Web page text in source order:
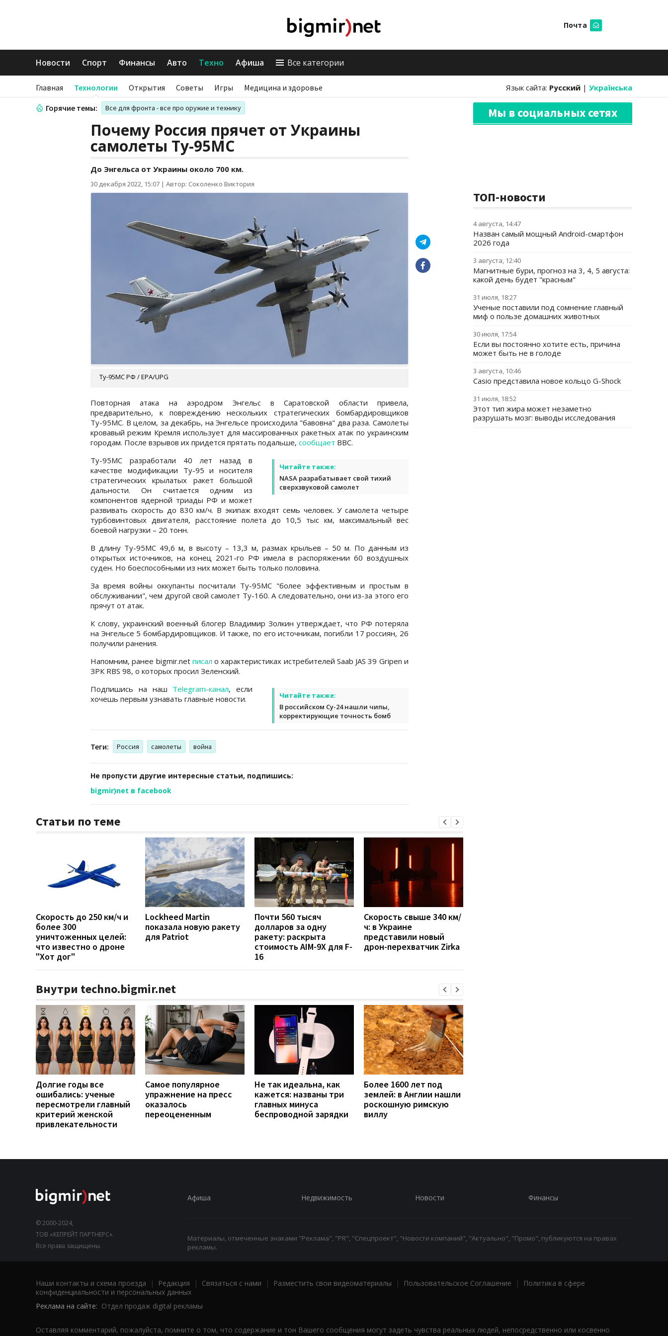
Почта
Новости Спорт Финансы Авто Техно Афиша Все категории
Главная Технологии Открытия Советы Игры Медицина и здоровье Язык сайта: Русский | Українська
Горячие темы: Все для фронта - все про оружие и технику
Почему Россия прячет от Украины
самолеты Ту-95МС
До Энгельса от Украины около 700 км.
30 декабря 2022, 15:07 | Автор: Соколенко Виктория
Ту-95МС РФ / EPA/UPG
Повторная атака на аэродром Энгельс в Саратовской области привела,
предварительно, к повреждению нескольких стратегических бомбардировщиков
Ту-95МС. В целом, за декабрь, на Энгельсе происходила "бавовна" два раза. Самолеты
кровавый режим Кремля использует для массированных ракетных атак по украинским
городам. После взрывов их придется прятать подальше, сообщает ВВС.
Читайте также:
NASA разрабатывает свой тихий
сверхзвуковой самолет
Ту-95МС разработали 40 лет назад в
качестве модификации Ту-95 и носителя
стратегических крылатых ракет большой
дальности. Он считается одним из
компонентов ядерной триады РФ и может
развивать скорость до 830 км/ч. В экипаж входят семь человек. У самолета четыре
турбовинтовых двигателя, расстояние полета до 10,5 тыс км, максимальный вес
боевой нагрузки – 20 тонн.
В длину Ту-95МС 49,6 м, в высоту – 13,3 м, размах крыльев – 50 м. По данным из
открытых источников, на конец 2021-го РФ имела в распоряжении 60 воздушных
суден. Но боеспособными из них может быть только половина.
За время войны оккупанты посчитали Ту-95МС "более эффективным и простым в
обслуживании", чем другой свой самолет Ту-160. А следовательно, они из-за этого его
прячут от атак.
К слову, украинский военный блогер Владимир Золкин утверждает, что РФ потеряла
на Энгельсе 5 бомбардировщиков. И также, по его источникам, погибли 17 россиян, 26
получили ранения.
Напомним, ранее bigmir.net писал о характеристиках истребителей Saab JAS 39 Gripen и
ЗРК RBS 98, о которых просил Зеленский.
Читайте также:
В российском Су-24 нашли чипы,
корректирующие точность бомб
Подпишись на наш Telegram-канал, если
хочешь первым узнавать главные новости.
Теги: Россия самолеты война
Не пропусти другие интересные статьи, подпишись:
bigmir)net в facebook
Статьи по теме
Скорость до 250 км/ч и
более 300
уничтоженных целей:
что известно о дроне
"Хот дог"
Lockheed Martin
показала новую ракету
для Patriot
Почти 560 тысяч
долларов за одну
ракету: раскрыта
стоимость AIM-9X для F-
16
Скорость свыше 340 км/
ч: в Украине
представили новый
дрон-перехватчик Zirka
Внутри techno.bigmir.net
Долгие годы все
ошибались: ученые
пересмотрели главный
критерий женской
привлекательности
Самое популярное
упражнение на пресс
оказалось
переоцененным
Не так идеальна, как
кажется: названы три
главных минуса
беспроводной зарядки
Более 1600 лет под
землей: в Англии нашли
роскошную римскую
виллу
Мы в социальных сетях
ТОП-новости
4 августа, 14:47
Назван самый мощный Android-смартфон
2026 года
3 августа, 12:40
Магнитные бури, прогноз на 3, 4, 5 августа:
какой день будет "красным"
31 июля, 18:27
Ученые поставили под сомнение главный
миф о пользе домашних животных
30 июля, 17:54
Если вы постоянно хотите есть, причина
может быть не в голоде
3 августа, 10:46
Casio представила новое кольцо G-Shock
31 июля, 18:52
Этот тип жира может незаметно
разрушать мозг: выводы исследования
© 2000-2024,
ТОВ «КЕПРЕЙТ ПАРТНЕРС».
Все права защищены.
Афиша Недвижимость Новости Финансы
Материалы, отмеченные знаками "Реклама", "PR", "Спецпроект", "Новости компаний", "Актуально", "Промо", публикуются на правах
рекламы.
Наши контакты и схема проезда | Редакция | Связаться с нами | Разместить свои видеоматериалы | Пользовательское Соглашение |
Политика в сфере
конфиденциальности и персональных данных
Реклама на сайте: Отдел продаж digital рекламы
Оставляя комментарий, пожалуйста, помните о том, что содержание и тон Вашего сообщения могут задеть чувства реальных людей, непосредственно или косвенно